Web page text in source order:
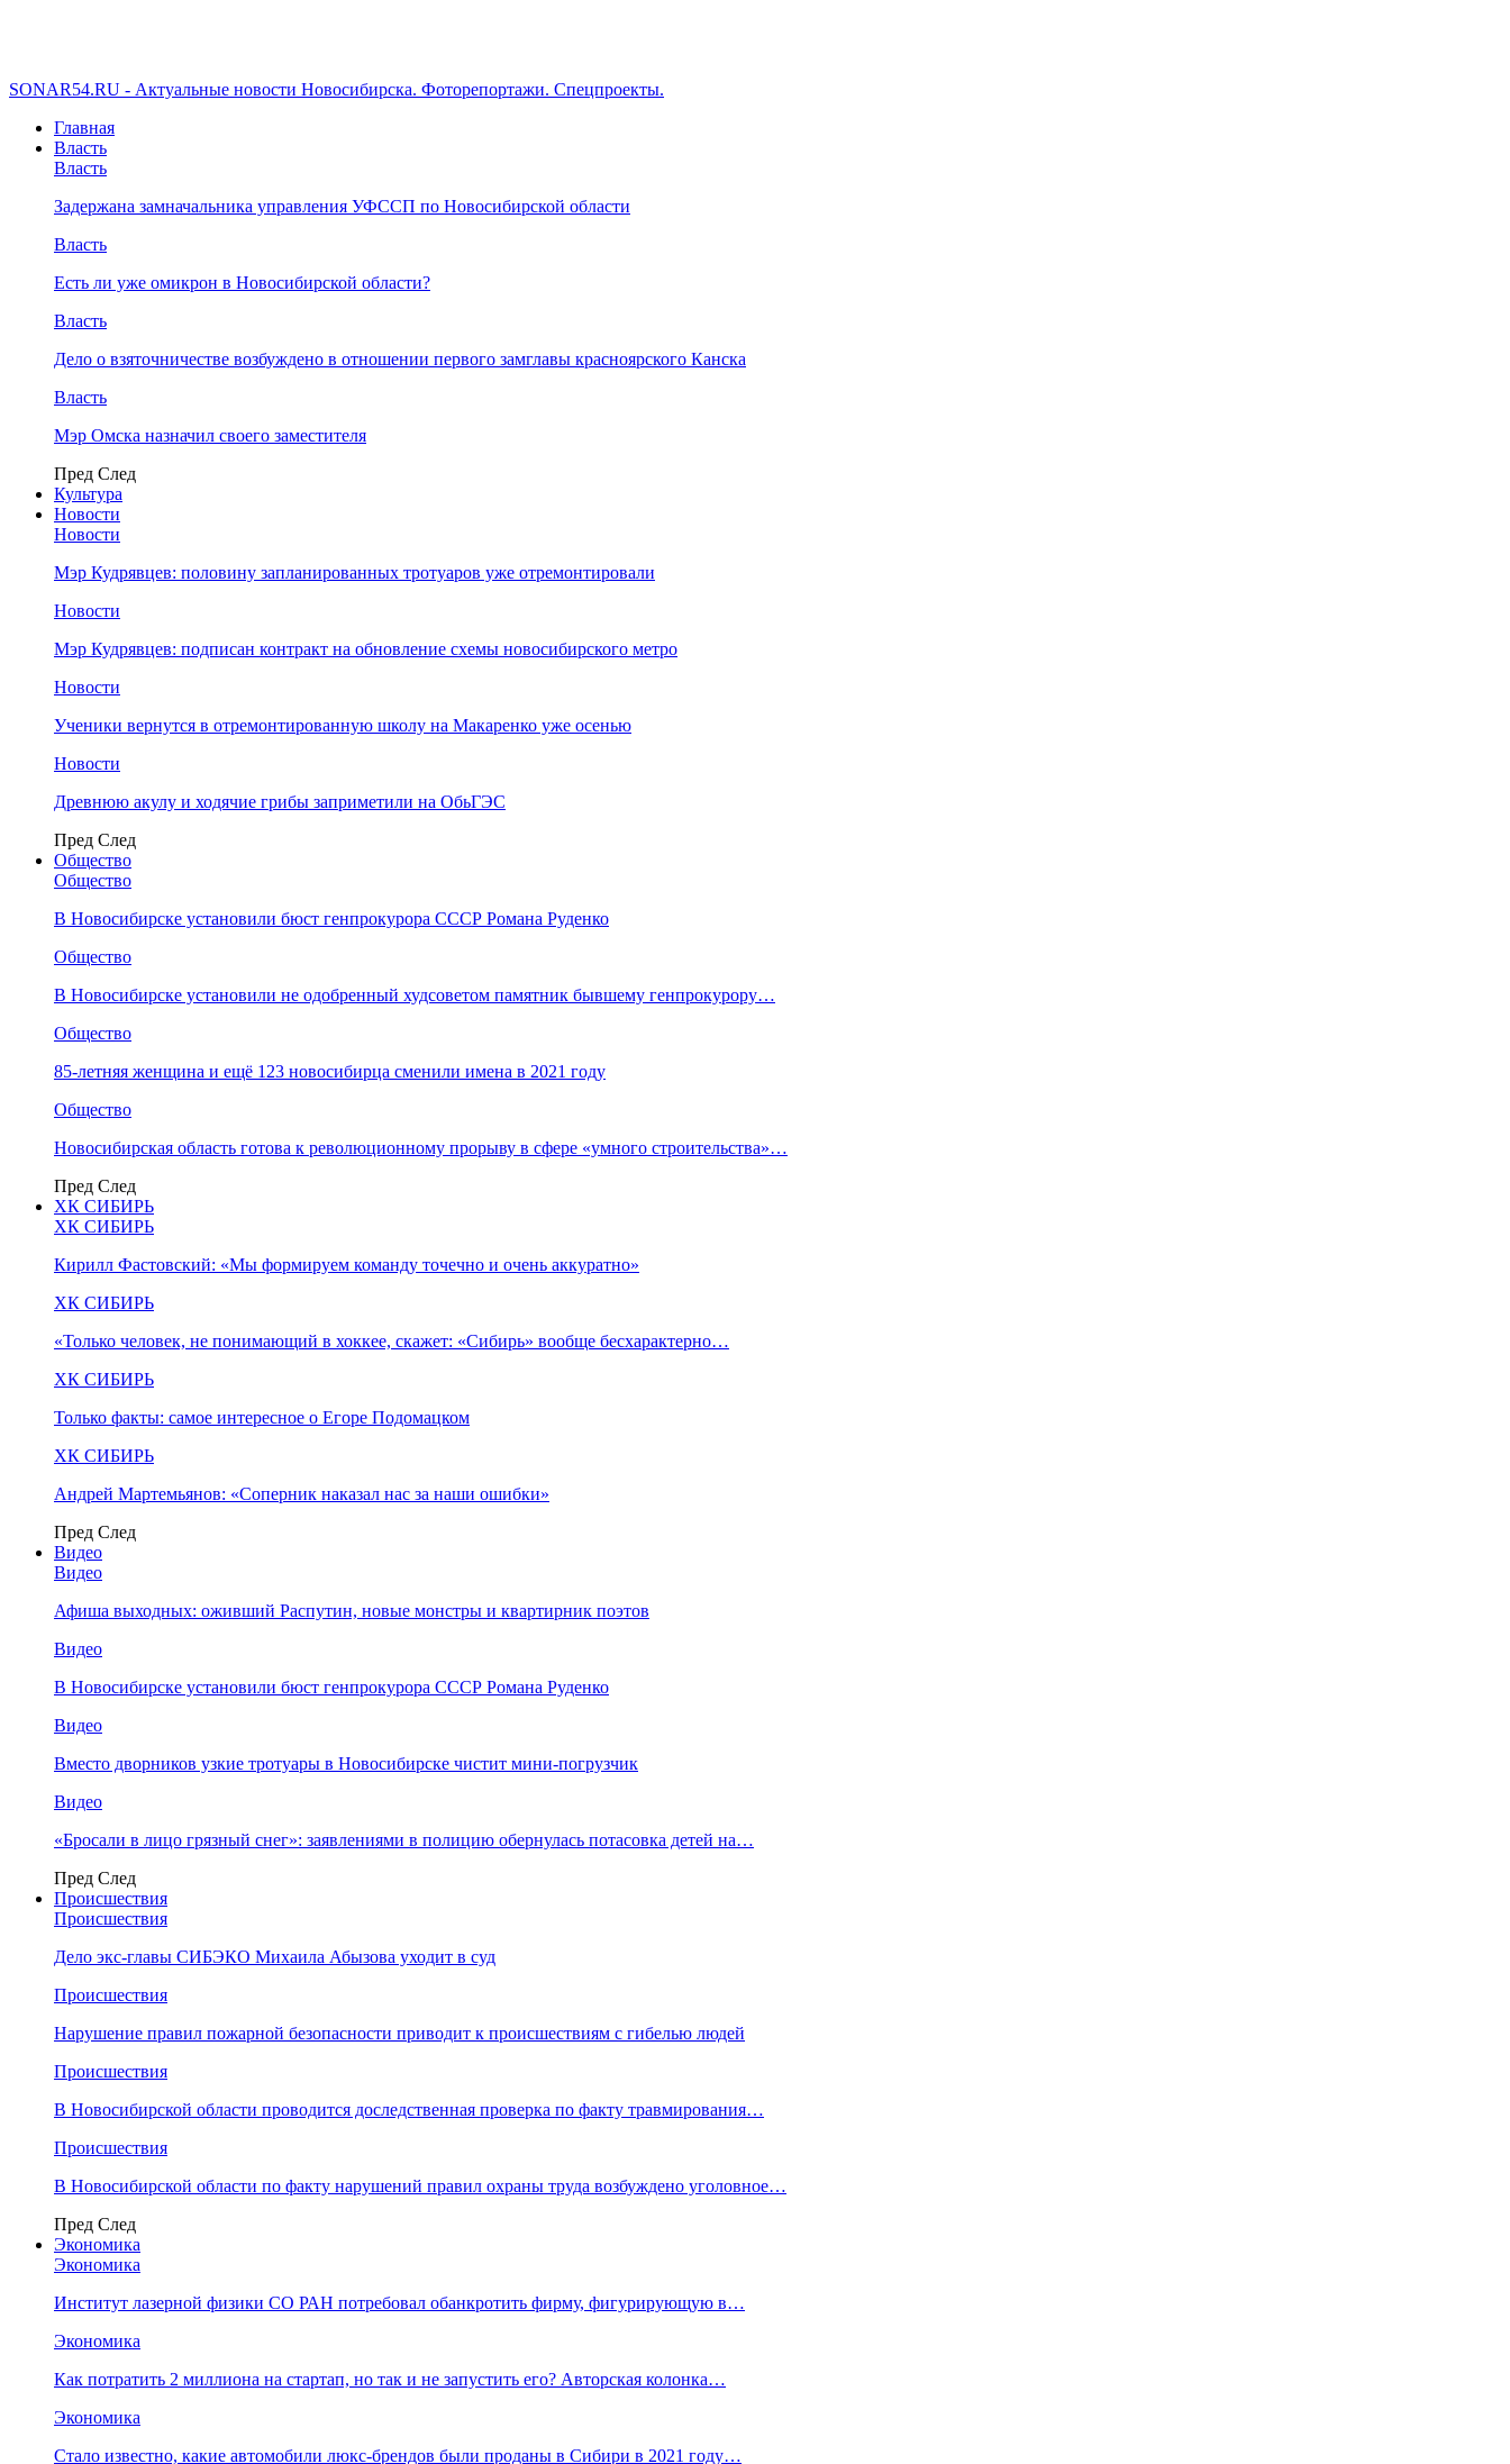
SONAR54.RU - Актуальные новости Новосибирска. Фоторепортажи. Спецпроекты.
Главная
Власть
Власть
Задержана замначальника управления УФССП по Новосибирской области
Власть
Есть ли уже омикрон в Новосибирской области?
Власть
Дело о взяточничестве возбуждено в отношении первого замглавы красноярского Канска
Власть
Мэр Омска назначил своего заместителя
Пред След
Культура
Новости
Новости
Мэр Кудрявцев: половину запланированных тротуаров уже отремонтировали
Новости
Мэр Кудрявцев: подписан контракт на обновление схемы новосибирского метро
Новости
Ученики вернутся в отремонтированную школу на Макаренко уже осенью
Новости
Древнюю акулу и ходячие грибы заприметили на ОбьГЭС
Пред След
Общество
Общество
В Новосибирске установили бюст генпрокурора СССР Романа Руденко
Общество
В Новосибирске установили не одобренный худсоветом памятник бывшему генпрокурору…
Общество
85-летняя женщина и ещё 123 новосибирца сменили имена в 2021 году
Общество
Новосибирская область готова к революционному прорыву в сфере «умного строительства»…
Пред След
ХК СИБИРЬ
ХК СИБИРЬ
Кирилл Фастовский: «Мы формируем команду точечно и очень аккуратно»
ХК СИБИРЬ
«Только человек, не понимающий в хоккее, скажет: «Сибирь» вообще бесхарактерно…
ХК СИБИРЬ
Только факты: самое интересное о Егоре Подомацком
ХК СИБИРЬ
Андрей Мартемьянов: «Соперник наказал нас за наши ошибки»
Пред След
Видео
Видео
Афиша выходных: оживший Распутин, новые монстры и квартирник поэтов
Видео
В Новосибирске установили бюст генпрокурора СССР Романа Руденко
Видео
Вместо дворников узкие тротуары в Новосибирске чистит мини-погрузчик
Видео
«Бросали в лицо грязный снег»: заявлениями в полицию обернулась потасовка детей на…
Пред След
Происшествия
Происшествия
Дело экс-главы СИБЭКО Михаила Абызова уходит в суд
Происшествия
Нарушение правил пожарной безопасности приводит к происшествиям с гибелью людей
Происшествия
В Новосибирской области проводится доследственная проверка по факту травмирования…
Происшествия
В Новосибирской области по факту нарушений правил охраны труда возбуждено уголовное…
Пред След
Экономика
Экономика
Институт лазерной физики СО РАН потребовал обанкротить фирму, фигурирующую в…
Экономика
Как потратить 2 миллиона на стартап, но так и не запустить его? Авторская колонка…
Экономика
Стало известно, какие автомобили люкс-брендов были проданы в Сибири в 2021 году…